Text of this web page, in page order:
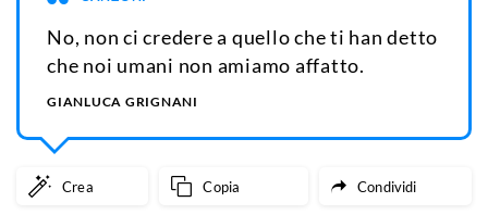
No, non ci credere a quello che ti han detto
che noi umani non amiamo affatto.
GIANLUCA GRIGNANI
Crea Copia Condividi